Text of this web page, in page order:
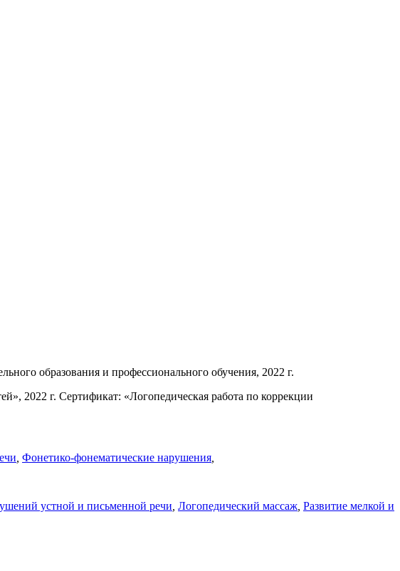
образования и профессионального обучения, 2022 г.
2022 г. Сертификат: «Логопедическая работа по коррекции
Фонетико-фонематические нарушения
устной и письменной речи Логопедический массаж Развитие мелкой и